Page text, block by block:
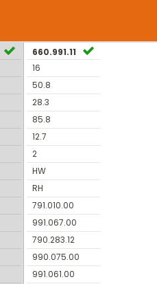
660.991.11
16
50.8
28.3
85.8
12.7
2
HW
RH
791.010.00
991.067.00
790.283.12
990.075.00
991.061.00